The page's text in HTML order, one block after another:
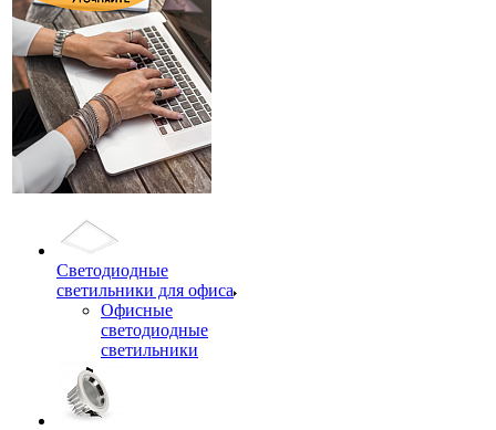
Светодиодные
светильники для офиса
Офисные
светодиодные
светильники